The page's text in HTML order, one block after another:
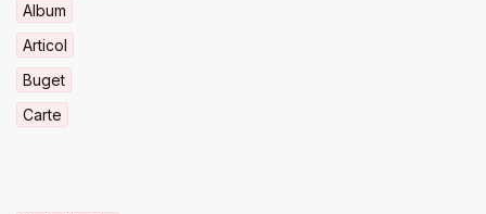
Album
Articol
Buget
Carte